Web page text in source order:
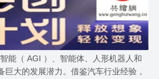
能（ AGI ）、智能体、人形机器人和
巨大的发展潜力。借鉴汽车行业经验，